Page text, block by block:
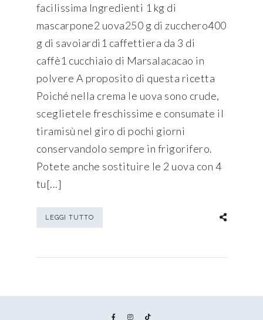
facilissima Ingredienti 1 kg di
mascarpone2 uova250 g di zucchero400
g di savoiardi1 caffettiera da 3 di
caffè1 cucchiaio di Marsalacacao in
polvere A proposito di questa ricetta
Poiché nella crema le uova sono crude,
sceglietele freschissime e consumate il
tiramisù nel giro di pochi giorni
conservandolo sempre in frigorifero.
Potete anche sostituire le 2 uova con 4
tu[...]
LEGGI TUTTO